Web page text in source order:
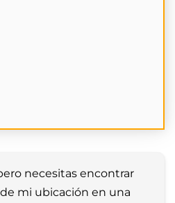
necesitas encontrar
mi ubicación en una